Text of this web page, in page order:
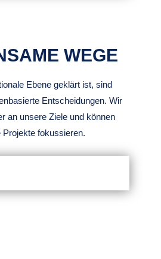
WEGE
Ebene geklärt ist, sind
Entscheidungen. Wir
an unsere Ziele und können
Projekte fokussieren.